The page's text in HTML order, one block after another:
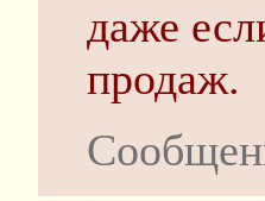
даже
продаж.